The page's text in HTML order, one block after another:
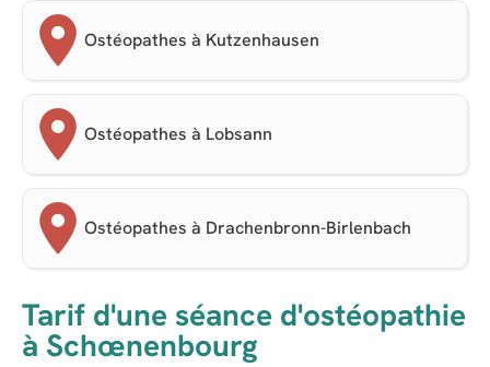
Ostéopathes à Kutzenhausen
Ostéopathes à Lobsann
Ostéopathes à Drachenbronn-Birlenbach
Tarif d'une séance d'ostéopathie
à Schœnenbourg